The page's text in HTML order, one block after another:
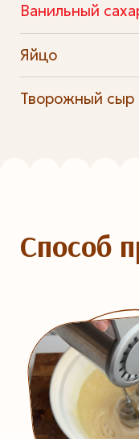
Ванильный
Яйцо
Творожный сыр
Способ